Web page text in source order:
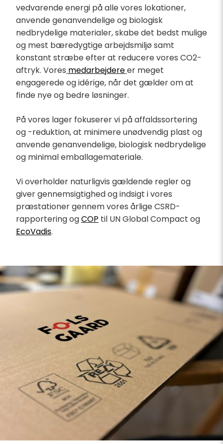
vedvarende energi på alle vores lokationer,
anvende genanvendelige og biologisk
nedbrydelige materialer, skabe det bedst mulige
og mest bæredygtige arbejdsmiljø samt
konstant stræbe efter at reducere vores CO2-
aftryk. Vores medarbejdereer meget
engagerede og idérige, når det gælder om at
finde nye og bedre løsninger.
På vores lager fokuserer vi på affaldssortering
og -reduktion, at minimere unødvendig plast og
anvende genanvendelige, biologisk nedbrydelige
og minimal emballagemateriale.
Vi overholder naturligvis gældende regler og
giver gennemsigtighed og indsigt i vores
præstationer gennem vores årlige CSRD-
rapportering ogCOP til UN Global Compact og
EcoVadis.